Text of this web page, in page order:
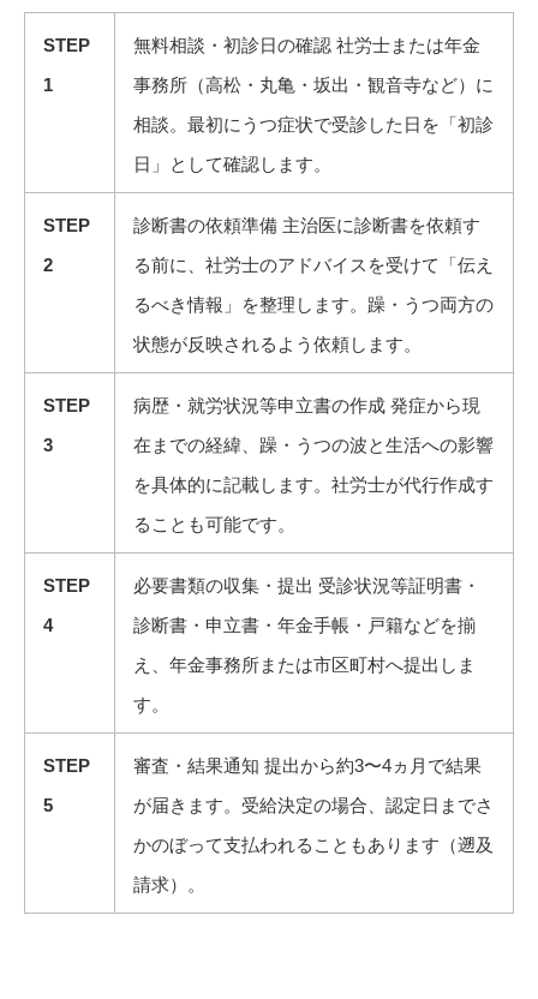
STEP
1
無料相談・初診日の確認 社労士または年金
事務所（高松・丸亀・坂出・観音寺など）に
相談。最初にうつ症状で受診した日を「初診
日」として確認します。
STEP
2
診断書の依頼準備 主治医に診断書を依頼す
る前に、社労士のアドバイスを受けて「伝え
るべき情報」を整理します。躁・うつ両方の
状態が反映されるよう依頼します。
STEP
3
病歴・就労状況等申立書の作成 発症から現
在までの経緯、躁・うつの波と生活への影響
を具体的に記載します。社労士が代行作成す
ることも可能です。
STEP
4
必要書類の収集・提出 受診状況等証明書・
診断書・申立書・年金手帳・戸籍などを揃
え、年金事務所または市区町村へ提出しま
す。
STEP
5
審査・結果通知 提出から約3〜4ヵ月で結果
が届きます。受給決定の場合、認定日までさ
かのぼって支払われることもあります（遡及
請求）。